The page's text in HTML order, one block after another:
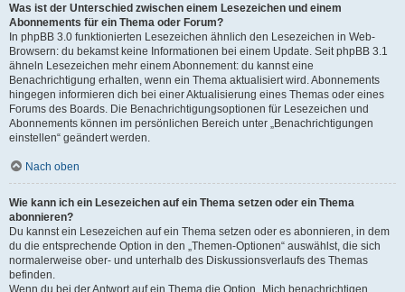
Was ist der Unterschied zwischen einem Lesezeichen und einem
Abonnements für ein Thema oder Forum?
In phpBB 3.0 funktionierten Lesezeichen ähnlich den Lesezeichen in Web-
Browsern: du bekamst keine Informationen bei einem Update. Seit phpBB 3.1
ähneln Lesezeichen mehr einem Abonnement: du kannst eine
Benachrichtigung erhalten, wenn ein Thema aktualisiert wird. Abonnements
hingegen informieren dich bei einer Aktualisierung eines Themas oder eines
Forums des Boards. Die Benachrichtigungsoptionen für Lesezeichen und
Abonnements können im persönlichen Bereich unter „Benachrichtigungen
einstellen“ geändert werden.
Nach oben
Wie kann ich ein Lesezeichen auf ein Thema setzen oder ein Thema
abonnieren?
Du kannst ein Lesezeichen auf ein Thema setzen oder es abonnieren, in dem
du die entsprechende Option in den „Themen-Optionen“ auswählst, die sich
normalerweise ober- und unterhalb des Diskussionsverlaufs des Themas
befinden.
Wenn du bei der Antwort auf ein Thema die Option „Mich benachrichtigen,